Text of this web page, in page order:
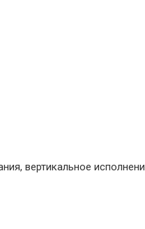
вертикальное